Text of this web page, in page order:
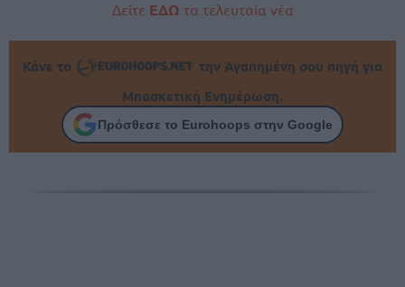
Δείτε ΕΔΩ τα τελευταία νέα
Κάνε το
την Αγαπημένη σου πηγή για
Μπασκετική Ενημέρωση.
Πρόσθεσε το Eurohoops στην Google